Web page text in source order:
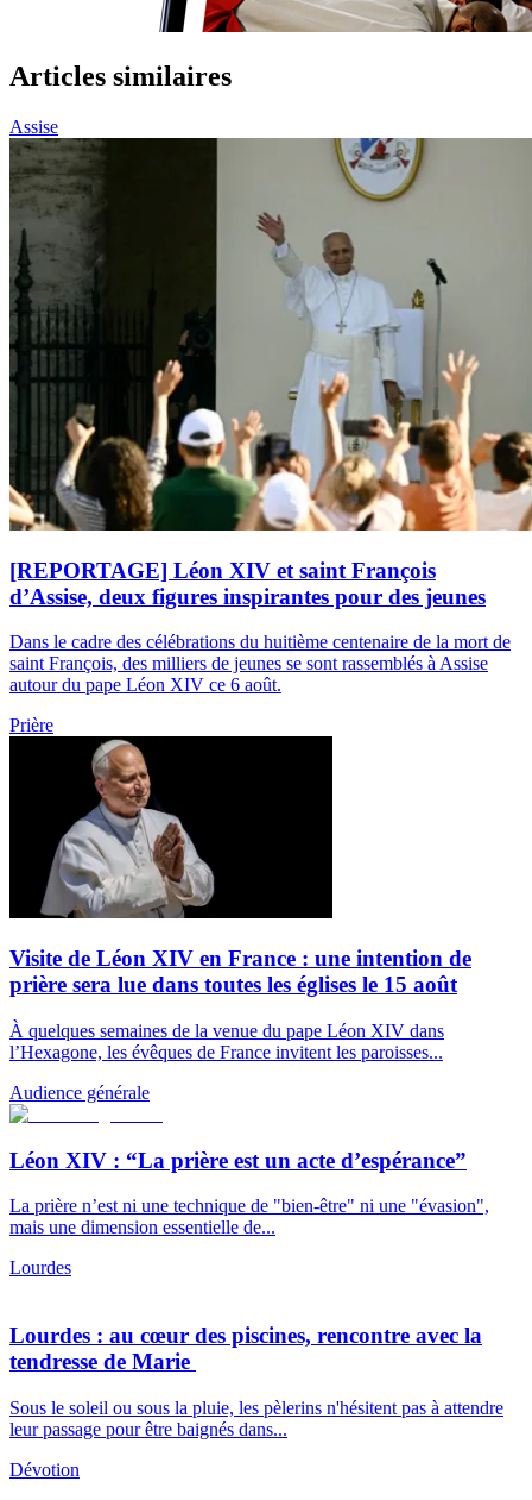
Articles similaires
Assise
[REPORTAGE] Léon XIV et saint François
d’Assise, deux figures inspirantes pour des jeunes
Dans le cadre des célébrations du huitième centenaire de la mort de
saint François, des milliers de jeunes se sont rassemblés à Assise
autour du pape Léon XIV ce 6 août.
Prière
Visite de Léon XIV en France : une intention de
prière sera lue dans toutes les églises le 15 août
À quelques semaines de la venue du pape Léon XIV dans
l’Hexagone, les évêques de France invitent les paroisses...
Audience générale
Léon XIV : “La prière est un acte d’espérance”
La prière n’est ni une technique de "bien-être" ni une "évasion",
mais une dimension essentielle de...
Lourdes
Lourdes : au cœur des piscines, rencontre avec la
tendresse de Marie
Sous le soleil ou sous la pluie, les pèlerins n'hésitent pas à attendre
leur passage pour être baignés dans...
Dévotion